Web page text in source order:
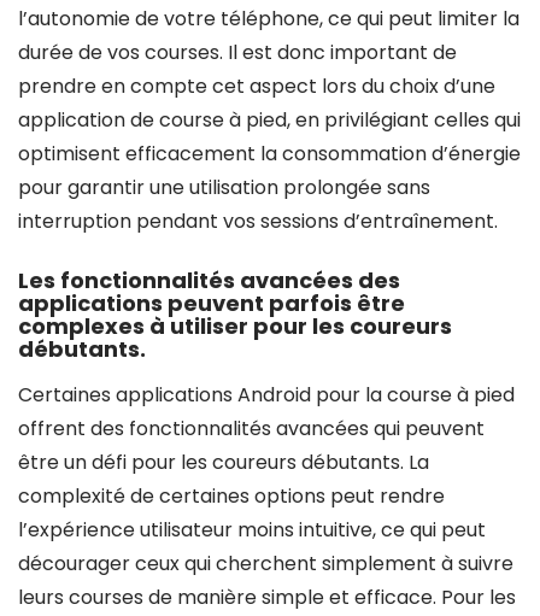
l’autonomie de votre téléphone, ce qui peut limiter la
durée de vos courses. Il est donc important de
prendre en compte cet aspect lors du choix d’une
application de course à pied, en privilégiant celles qui
optimisent efficacement la consommation d’énergie
pour garantir une utilisation prolongée sans
interruption pendant vos sessions d’entraînement.
Les fonctionnalités avancées des
applications peuvent parfois être
complexes à utiliser pour les coureurs
débutants.
Certaines applications Android pour la course à pied
offrent des fonctionnalités avancées qui peuvent
être un défi pour les coureurs débutants. La
complexité de certaines options peut rendre
l’expérience utilisateur moins intuitive, ce qui peut
décourager ceux qui cherchent simplement à suivre
leurs courses de manière simple et efficace. Pour les